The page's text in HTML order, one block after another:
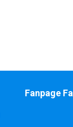
Fanpage